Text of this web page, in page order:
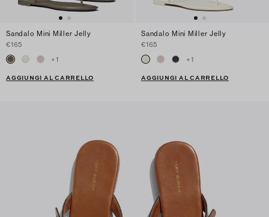
Sandalo Mini Miller Jelly
€165
+1
AGGIUNGI AL CARRELLO
Sandalo Mini Miller Jelly
€165
+1
AGGIUNGI AL CARRELLO